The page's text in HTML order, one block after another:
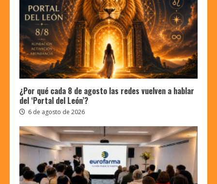
¿Por qué cada 8 de agosto las redes vuelven a hablar
del ‘Portal del León’?
6 de agosto de 2026